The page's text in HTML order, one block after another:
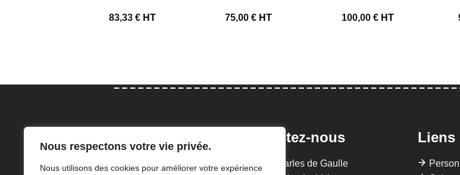
Nous respectons votre vie privée.
Nous utilisons des cookies pour améliorer votre expérience
83,33 €HT 75,00€ HT 100,00 €HT
vous accompagner dans le choix
Contactez-nous
47 Rue Charles de Gaulle
Liens